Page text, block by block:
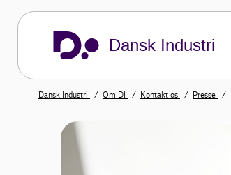
Dansk Industri
Dansk Industri Om DI Kontakt os Presse